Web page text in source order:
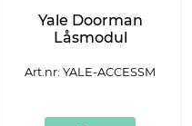
Yale Doorman
Låsmodul
Art.nr: YALE-ACCESSM